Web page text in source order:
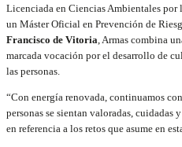
Licenciada en Ciencias Ambientales por
un Máster Oficial en Prevención de
Francisco de Vitoria, Armas combina
marcada vocación por el desarrollo de
las personas.
“Con energía renovada, continuamos
personas se sientan valoradas, cuidadas
en referencia a los retos que asume en